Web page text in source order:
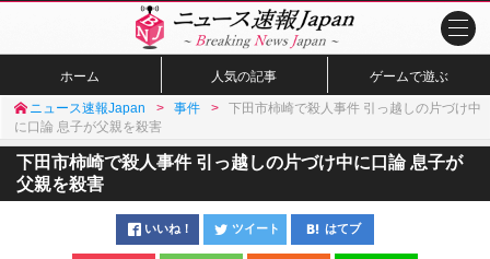
ホーム 人気の記事 ゲームで遊ぶ
ニュース速報Japan 事件
下田市柿崎で殺人事件 引っ越しの片づけ中
に口論 息子が父親を殺害
下田市柿崎で殺人事件 引っ越しの片づけ中に口論 息子が
父親を殺害
いいね！ ツイート はてブ